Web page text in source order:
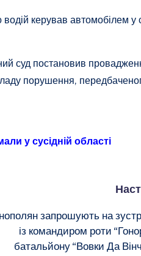
керував автомобілем у
суд постановив
порушення,
у сусідній області
запрошують на
із командиром роти
батальйону “Вовки Да